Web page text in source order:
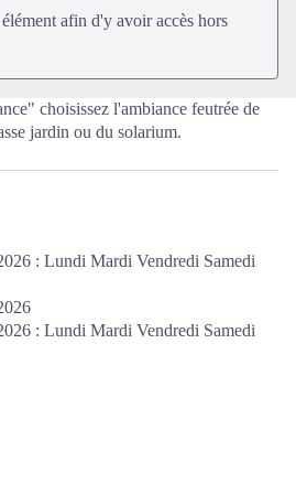
afin d'y avoir accès hors
choisissez l'ambiance feutrée de
jardin ou du solarium.
: Lundi Mardi Vendredi Samedi
: Lundi Mardi Vendredi Samedi